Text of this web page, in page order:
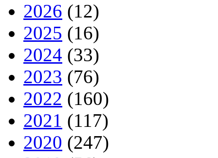
2026 (12)
2025 (16)
2024 (33)
2023 (76)
2022 (160)
2021 (117)
2020 (247)